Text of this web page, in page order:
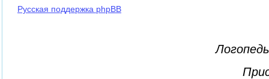
Русская поддержка phpBB